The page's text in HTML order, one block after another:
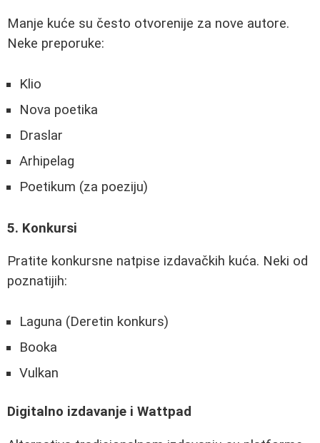
Manje kuće su često otvorenije za nove autore.
Neke preporuke:
Klio
Nova poetika
Draslar
Arhipelag
Poetikum (za poeziju)
5. Konkursi
Pratite konkursne natpise izdavačkih kuća. Neki od
poznatijih:
Laguna (Deretin konkurs)
Booka
Vulkan
Digitalno izdavanje i Wattpad